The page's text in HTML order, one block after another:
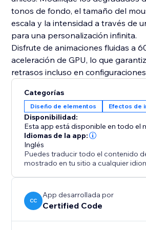
tonos de fondo, el tamaño del
escala y la intensidad a través de
para una personalización infinita.
Disfrute de animaciones fluidas a
aceleración de GPU, lo que
retrasos incluso en
secciones principales y páginas de
pantalla con esta experiencia
receptiva: descárguela ahora y
controle la magia líquida.
Categorías
Diseño de elementos Efectos de
Disponibilidad:
Esta app está disponible en todo el
Idiomas de la app:
Inglés
Puedes traducir todo el contenido
mostrado en tu sitio a cualquier
CC
App desarrollada por
Certified Code